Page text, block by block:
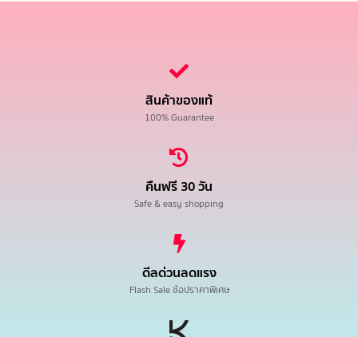
สินค้าของแท้
100% Guarantee
คืนฟรี 30 วัน
Safe & easy shopping
ดีลด่วนลดแรง
Flash Sale ช้อปราคาพิเศษ